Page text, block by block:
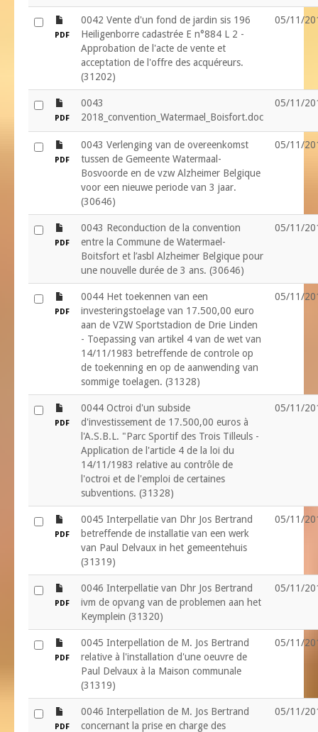
PDF
0042 Vente d'un fond de jardin sis 196
Heiligenborre cadastrée E n°884 L 2 -
Approbation de l'acte de vente et
acceptation de l'offre des acquéreurs.
(31202)
05/11/
PDF
0043
2018_convention_Watermael_Boisfort.doc
05/11/
PDF
0043 Verlenging van de overeenkomst
tussen de Gemeente Watermaal-
Bosvoorde en de vzw Alzheimer Belgique
voor een nieuwe periode van 3 jaar.
(30646)
05/11/
PDF
0043 Reconduction de la convention
entre la Commune de Watermael-
Boitsfort et l’asbl Alzheimer Belgique pour
une nouvelle durée de 3 ans. (30646)
05/11/
PDF
0044 Het toekennen van een
investeringstoelage van 17.500,00 euro
aan de VZW Sportstadion de Drie Linden
- Toepassing van artikel 4 van de wet van
14/11/1983 betreffende de controle op
de toekenning en op de aanwending van
sommige toelagen. (31328)
05/11/
PDF
0044 Octroi d'un subside
d'investissement de 17.500,00 euros à
l'A.S.B.L. "Parc Sportif des Trois Tilleuls -
Application de l'article 4 de la loi du
14/11/1983 relative au contrôle de
l'octroi et de l'emploi de certaines
subventions. (31328)
05/11/
PDF
0045 Interpellatie van Dhr Jos Bertrand
betreffende de installatie van een werk
van Paul Delvaux in het gemeentehuis
(31319)
05/11/
PDF
0046 Interpellatie van Dhr Jos Bertrand
ivm de opvang van de problemen aan het
Keymplein (31320)
05/11/
PDF
0045 Interpellation de M. Jos Bertrand
relative à l'installation d'une oeuvre de
Paul Delvaux à la Maison communale
(31319)
05/11/
PDF
0046 Interpellation de M. Jos Bertrand
concernant la prise en charge des
05/11/